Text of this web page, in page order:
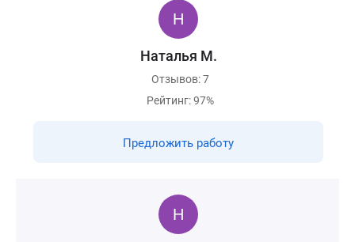
Наталья М.
Отзывов: 7
Рейтинг: 97%
Предложить работу